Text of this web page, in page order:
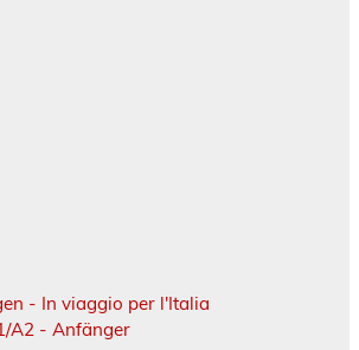
- In viaggio per l'Italia
A2 - Anfänger